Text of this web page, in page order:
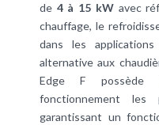
de 4 à 15 kW avec
chauffage, le
dans les
alternative aux
Edge F possède
fonctionnement les
garantissant un